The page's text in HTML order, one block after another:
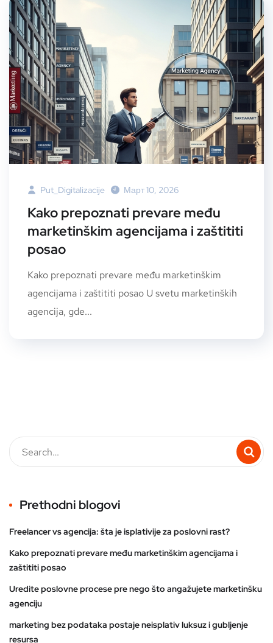
Put_Digitalizacije Март 10, 2026
Kako prepoznati prevare među
marketinškim agencijama i zaštititi
posao
Kako prepoznati prevare među marketinškim
agencijama i zaštititi posao U svetu marketinških
agencija, gde...
Prethodni blogovi
Freelancer vs agencija: šta je isplativije za poslovni rast?
Kako prepoznati prevare među marketinškim agencijama i
zaštititi posao
Uredite poslovne procese pre nego što angažujete marketinšku
agenciju
marketing bez podataka postaje neisplativ luksuz i gubljenje
resursa